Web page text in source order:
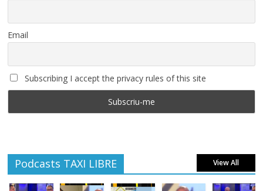
Email
Subscribing I accept the privacy rules of this site
Podcasts TAXI LIBRE View All